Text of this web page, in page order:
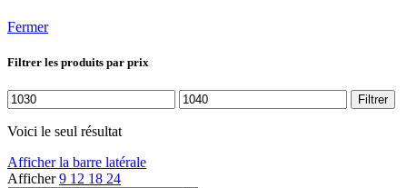
Fermer
Filtrer les produits par prix
Prix
min
Prix
max
Filtrer
Voici le seul résultat
Afficher la barre latérale
Afficher9 12 18 24